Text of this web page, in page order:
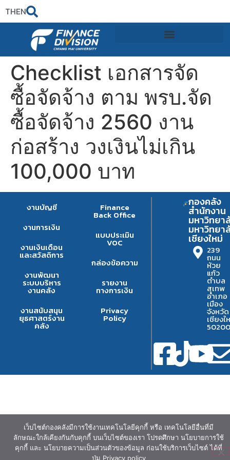
THEN
Checklist เอกสารจัด
ซื้อจัดจ้าง ตาม พรบ.จัด
ซื้อจัดจ้าง 2560 งาน
ก่อสร้าง วงเงินไม่เกิน
100,000 บาท
งานบัญชี
งานการเงิน
งานเงินเดือน
และสวัสดิการ
งานพัฒนา
ระบบบริหาร
งานคลัง
งานสนับสนุน
ยุธศาสตร์งาน
คลัง
Finance
Back Office
แบบประเมิน
VOC
กล่องข้อความ
รายงาน
ทางการเงิน
Privacy
Policy
กองคลัง
สำนักงาน
มหาวิทยา
มหาวิทยา
เชียงใหม่
239
ถนน
ห้วย
แก้ว
ตำบล
สุเทพ
อำเภอ
เมือง
จังหวัด
เชียงใ
50200
เว็บไซต์กองคลังมีการใช้งานเทคโนโลยีคุกกี้ หรือ เทคโนโลยีอื่นที่มี
ลักษณะใกล้เคียงกันกับคุกกี้ บนเว็บไซต์ของเรา โปรดศึกษา นโยบายการใช้
คุกกี้ และ นโยบายความเป็นส่วนตัวของข้อมูล ก่อนใช้บริการเว็บไซต์ ได้ที่
ปุ่ม Privacy policy